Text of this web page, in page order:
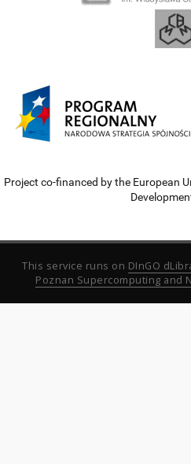
Project co-financed by the European
This service runs on DInGO
Poznan Supercomputing and